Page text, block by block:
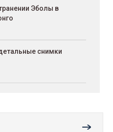
Эболы в
снимки